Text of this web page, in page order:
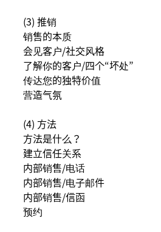
(3) 推销
销售的本质
会见客户/社交风格
了解你的客户/四个“坏处”
传达您的独特价值
营造气氛
(4) 方法
方法是什么？
建立信任关系
内部销售/电话
内部销售/电子邮件
内部销售/信函
预约